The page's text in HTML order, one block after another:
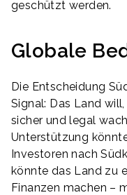
geschützt werden.
Globale
Die Entscheidung
Signal: Das Land
sicher und legal
Unterstützung
Investoren nach
könnte das Land zu
Finanzen machen –